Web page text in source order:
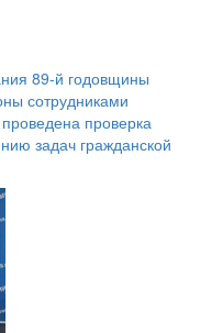
89-й годовщины
сотрудниками
проверка
задач гражданской